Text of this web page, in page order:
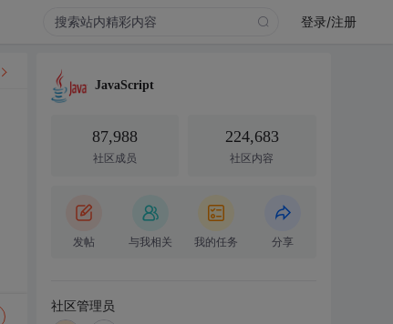
登录/注册
JavaScript
87,988
社区成员
224,683
社区内容
发帖 与我相关 我的任务 分享
社区管理员